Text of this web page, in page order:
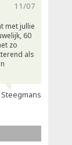
11/07
met jullie
60
zo
als